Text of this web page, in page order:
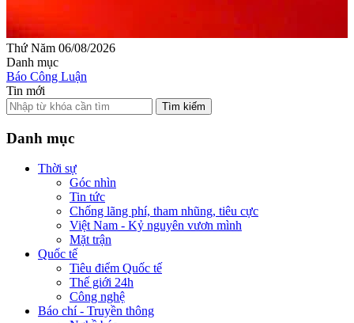
Thứ Năm 06/08/2026
Danh mục
Báo Công Luận
Tin mới
Tìm kiếm
Danh mục
Thời sự
Góc nhìn
Tin tức
Chống lãng phí, tham nhũng, tiêu cực
Việt Nam - Kỷ nguyên vươn mình
Mặt trận
Quốc tế
Tiêu điểm Quốc tế
Thế giới 24h
Công nghệ
Báo chí - Truyền thông